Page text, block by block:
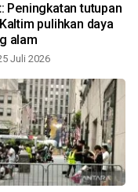
Peningkatan tutupan
pulihkan daya
alam
Juli 2026